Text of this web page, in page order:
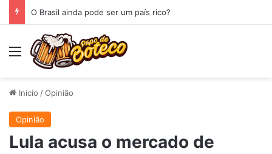
O Brasil ainda pode ser um país rico?
Menu
Início /Opinião
Opinião
Lula acusa o mercado de